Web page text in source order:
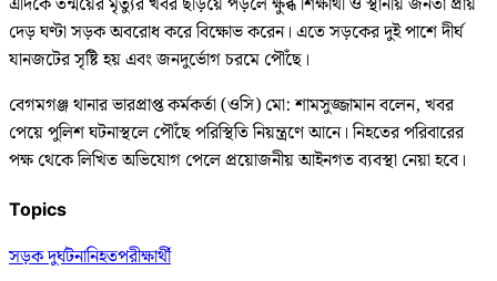
দেড় ঘণ্টা সড়ক অবরোধ করে বিক্ষোভ করেন। এতে সড়কের দুই পাশে দীর্ঘ
যানজটের সৃষ্টি হয় এবং জনদুর্ভোগ চরমে পৌঁছে।
বেগমগঞ্জ থানার ভারপ্রাপ্ত কর্মকর্তা (ওসি) মো: শামসুজ্জামান বলেন, খবর
পেয়ে পুলিশ ঘটনাস্থলে পৌঁছে পরিস্থিতি নিয়ন্ত্রণে আনে। নিহতের পরিবারের
পক্ষ থেকে লিখিত অভিযোগ পেলে প্রয়োজনীয় আইনগত ব্যবস্থা নেয়া হবে।
Topics
সড়ক দুর্ঘটনানিহতপরীক্ষার্থী